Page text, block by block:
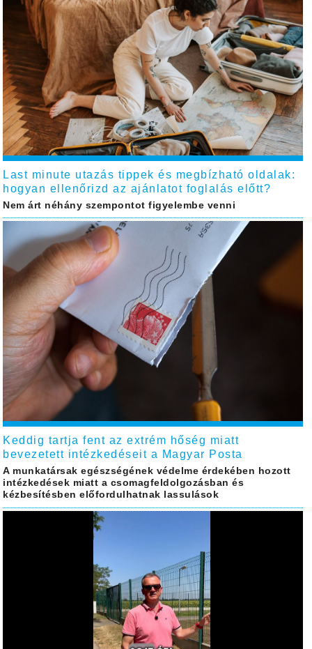
Last minute utazás tippek és megbízható oldalak:
hogyan ellenőrizd az ajánlatot foglalás előtt?
Nem árt néhány szempontot figyelembe venni
Keddig tartja fent az extrém hőség miatt
bevezetett intézkedéseit a Magyar Posta
A munkatársak egészségének védelme érdekében hozott
intézkedések miatt a csomagfeldolgozásban és
kézbesítésben előfordulhatnak lassulások